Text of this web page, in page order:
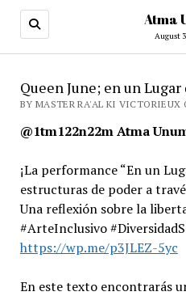
Atma
August
Queen June; en un
BY MASTER RA'AL KI VICTORIEUX
@1tm122n22m Atma
¡La performance “En un
estructuras de poder a
Una reflexión sobre la
#ArteInclusivo
https://wp.me/p3JLEZ-5yc
En este texto encontrarás